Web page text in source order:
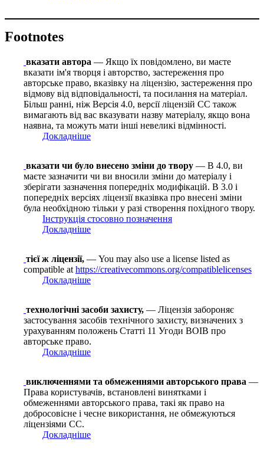
Footnotes
вказати автора — Якщо їх повідомлено, ви маєте
вказати ім'я творця і авторство, застереження про
авторське право, вказівку на ліцензію, застереження про
відмову від відповідальності, та посилання на матеріал.
Більш ранні, ніж Версія 4.0, версії ліцензій CC також
вимагають від вас вказувати назву матеріалу, якщо вона
наявна, та можуть мати інші невеликі відмінності.
Докладніше
вказати чи було внесено зміни до твору — В 4.0, ви
маєте зазначити чи ви вносили зміни до матеріалу і
зберігати зазначення попередніх модифікацій. В 3.0 і
попередніх версіях ліцензії вказівка про внесені зміни
була необхідною тільки у разі створення похідного твору.
Інструкція стосовно позначення
Докладніше
тієї ж ліцензії, — You may also use a license listed as
compatible at https://creativecommons.org/compatiblelicenses
Докладніше
технологічні засоби захисту, — Ліцензія забороняє
застосування засобів технічного захисту, визначених з
урахуванням положень Статті 11 Угоди ВОІВ про
авторське право.
Докладніше
виключеннями та обмеженнями авторського права —
Права користувачів, встановлені винятками і
обмеженнями авторського права, такі як право на
добросовісне і чесне використання, не обмежуються
ліцензіями СС.
Докладніше